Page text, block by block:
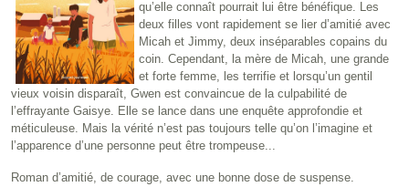
qu’elle connaît pourrait lui être bénéfique. Les
deux filles vont rapidement se lier d’amitié avec
Micah et Jimmy, deux inséparables copains du
coin. Cependant, la mère de Micah, une grande
et forte femme, les terrifie et lorsqu’un gentil
vieux voisin disparaît, Gwen est convaincue de la culpabilité de
l’effrayante Gaisye. Elle se lance dans une enquête approfondie et
méticuleuse. Mais la vérité n’est pas toujours telle qu’on l’imagine et
l’apparence d’une personne peut être trompeuse...
Roman d’amitié, de courage, avec une bonne dose de suspense.